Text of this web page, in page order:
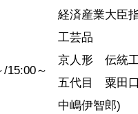
/15:00～
経済産業大臣
工芸品
京人形 伝統
五代目 粟田
中嶋伊智郎)